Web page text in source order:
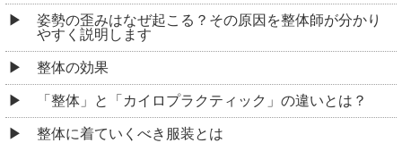
姿勢の歪みはなぜ起こる？その原因を整体師が分かり
やすく説明します
整体の効果
「整体」と「カイロプラクティック」の違いとは？
整体に着ていくべき服装とは